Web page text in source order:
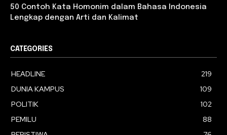
50 Contoh Kata Homonim dalam Bahasa Indonesia
Lengkap dengan Arti dan Kalimat
CATEGORIES
HEADLINE
219
DUNIA KAMPUS
109
POLITIK
102
PEMILU
88